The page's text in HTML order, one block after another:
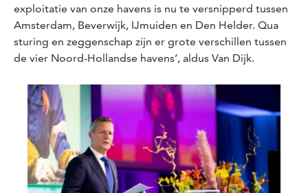
exploitatie van onze havens is nu te versnipperd tussen
Amsterdam, Beverwijk, IJmuiden en Den Helder. Qua
sturing en zeggenschap zijn er grote verschillen tussen
de vier Noord-Hollandse havens’, aldus Van Dijk.